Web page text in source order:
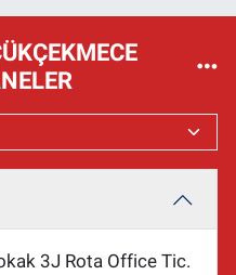
3J Rota Office Tic.